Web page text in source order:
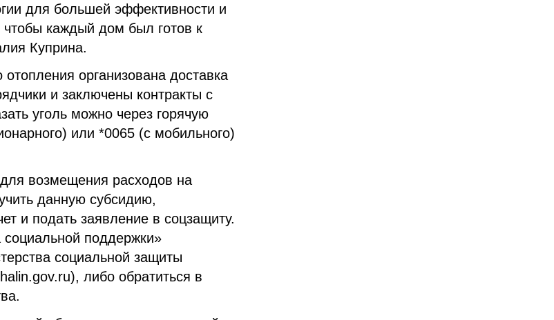
для большей эффективности и
каждый дом был готов к
Куприна.
организована доставка
и заключены контракты с
уголь можно через горячую
или *0065 (с мобильного)
возмещения расходов на
данную субсидию,
и подать заявление в соцзащиту.
поддержки»
социальной защиты
либо обратиться в